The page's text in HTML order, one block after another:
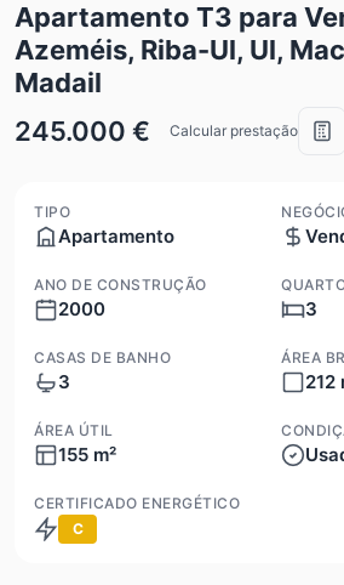
Apartamento T3 para
Azeméis, Riba-Ul, Ul,
Madail
245.000 €
Calcular prestação
TIPO
Apartamento
ANO DE CONSTRUÇÃO
2000 3
CASAS DE BANHO
3
ÁREA
212
ÁREA ÚTIL
155 m²
CERTIFICADO ENERGÉTICO
C